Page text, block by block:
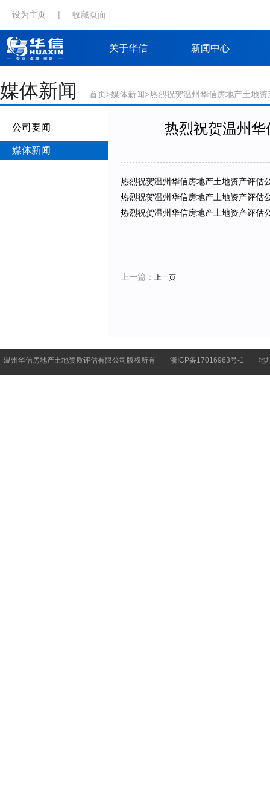
设为主页 | 收藏页面
关于华信 新闻中心
媒体新闻 首页>媒体新闻>热烈祝贺温州华信房地产土地
公司要闻
媒体新闻
热烈祝贺温州
热烈祝贺温州华信房地产土地资产评估
热烈祝贺温州华信房地产土地资产评估
热烈祝贺温州华信房地产土地资产评估
上一篇： 上一页
温州华信房地产土地资质评估有限公司版权所有 浙ICP备17016963号-1 地